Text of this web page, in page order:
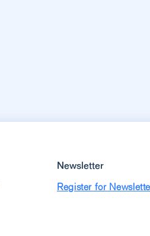
Newsletter
Register for